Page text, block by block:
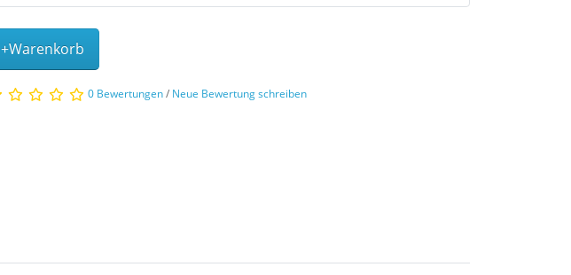
+Warenkorb
0 Bewertungen/ Neue Bewertung schreiben